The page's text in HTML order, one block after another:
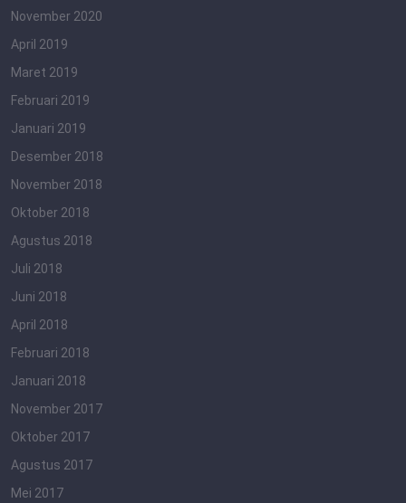
November 2020
April 2019
Maret 2019
Februari 2019
Januari 2019
Desember 2018
November 2018
Oktober 2018
Agustus 2018
Juli 2018
Juni 2018
April 2018
Februari 2018
Januari 2018
November 2017
Oktober 2017
Agustus 2017
Mei 2017